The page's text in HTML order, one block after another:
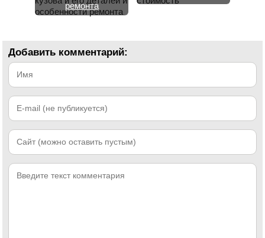
ремонта
Добавить комментарий: